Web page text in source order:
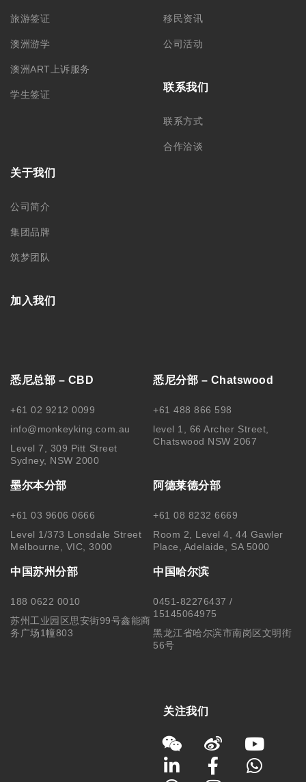
旅游签证
澳洲游学
澳洲ART上诉服务
学生签证
移民资讯
公司活动
联系我们
联系方式
合作洽谈
关于我们
公司简介
集团品牌
筑梦团队
加入我们
悉尼总部 – CBD
+61 02 9212 0099
info@monkeyking.com.au
Level 7, 309 Pitt Street
Sydney, NSW 2000
悉尼分部 – Chatswood
+61 488 866 598
level 1, 66 Archer Street,
Chatswood NSW 2067
墨尔本分部
+61 03 9606 0666
Level 1/373 Lonsdale Street
Melbourne, VIC, 3000
阿德莱德分部
+61 08 8232 6669
Room 2, Level 4, 44 Gawler
Place, Adelaide, SA 5000
中国苏州分部
188 0622 0010
苏州工业园区思安街99号鑫能商
务广场1幢803
中国哈尔滨
0451-82276437 /
15145064975
黑龙江省哈尔滨市南岗区文明街
56号
关注我们